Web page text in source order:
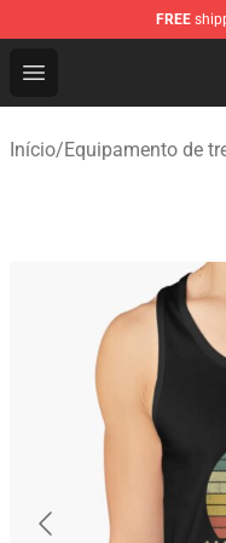
FREE
Open menu
Aew Shop ⚡️
Início/Equipamento de